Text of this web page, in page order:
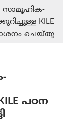
സാമൂഹിക-
KILE
ചെയ്തു
പഠന